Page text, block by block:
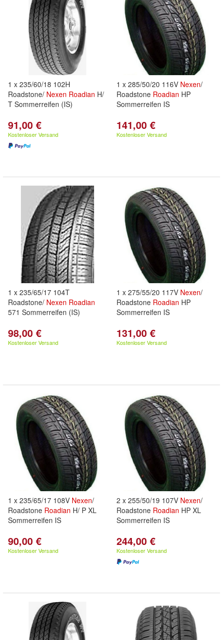
1 x 235/60/18 102H
Roadstone/ Nexen Roadian H/
T Sommerreifen (IS)
91,00 €
Kostenloser Versand
1 x 285/50/20 116V Nexen/
Roadstone Roadian HP
Sommerreifen IS
141,00 €
Kostenloser Versand
1 x 235/65/17 104T
Roadstone/ Nexen Roadian
571 Sommerreifen (IS)
98,00 €
Kostenloser Versand
1 x 275/55/20 117V Nexen/
Roadstone Roadian HP
Sommerreifen IS
131,00 €
Kostenloser Versand
1 x 235/65/17 108V Nexen/
Roadstone Roadian H/ P XL
Sommerreifen IS
90,00 €
Kostenloser Versand
2 x 255/50/19 107V Nexen/
Roadstone Roadian HP XL
Sommerreifen IS
244,00 €
Kostenloser Versand